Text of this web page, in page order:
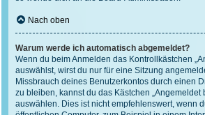
Nach oben
Warum werde ich automatisch abgemeldet?
Wenn du beim Anmelden das Kontrollkästchen
auswählst, wirst du nur für eine Sitzung
Missbrauch deines Benutzerkontos durch einen
zu bleiben, kannst du das Kästchen „Angemeldet
auswählen. Dies ist nicht empfehlenswert, wenn